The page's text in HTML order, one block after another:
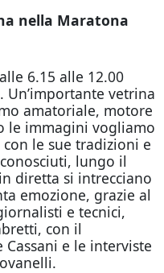
nella Maratona
6.15 alle 12.00
Un’importante vetrina
amatoriale, motore
le immagini vogliamo
le sue tradizioni e
lungo il
diretta si intrecciano
emozione, grazie al
e tecnici,
con il
e le interviste